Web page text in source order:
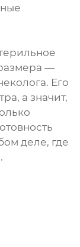
—
Его
а значит,
деле, где